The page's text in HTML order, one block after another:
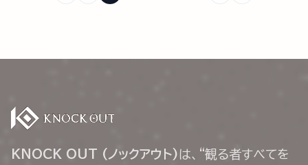
KNOCK OUT (ノックアウト) は、“観る者すべてを